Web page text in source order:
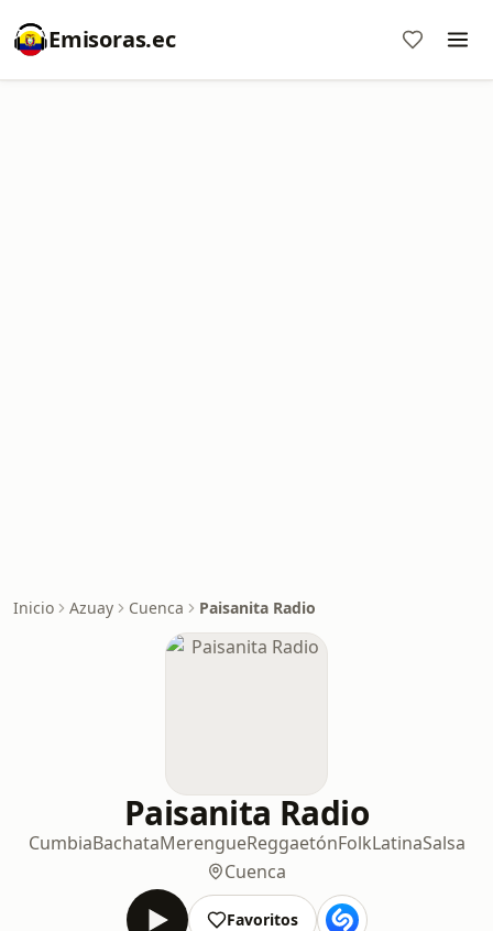
Emisoras.ec
Inicio Azuay Cuenca Paisanita Radio
Paisanita Radio
CumbiaBachataMerengueReggaetónFolkLatinaSalsa
Cuenca
Favoritos